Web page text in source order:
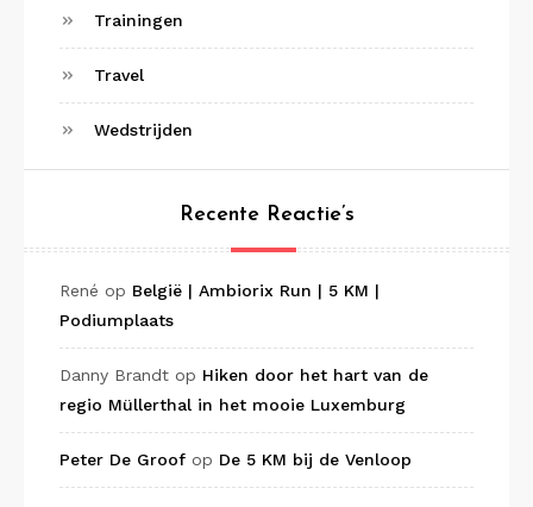
Trainingen
Travel
Wedstrijden
Recente Reactie’s
René op België | Ambiorix Run | 5 KM |
Podiumplaats
Danny Brandt op Hiken door het hart van de
regio Müllerthal in het mooie Luxemburg
Peter De Groof op De 5 KM bij de Venloop